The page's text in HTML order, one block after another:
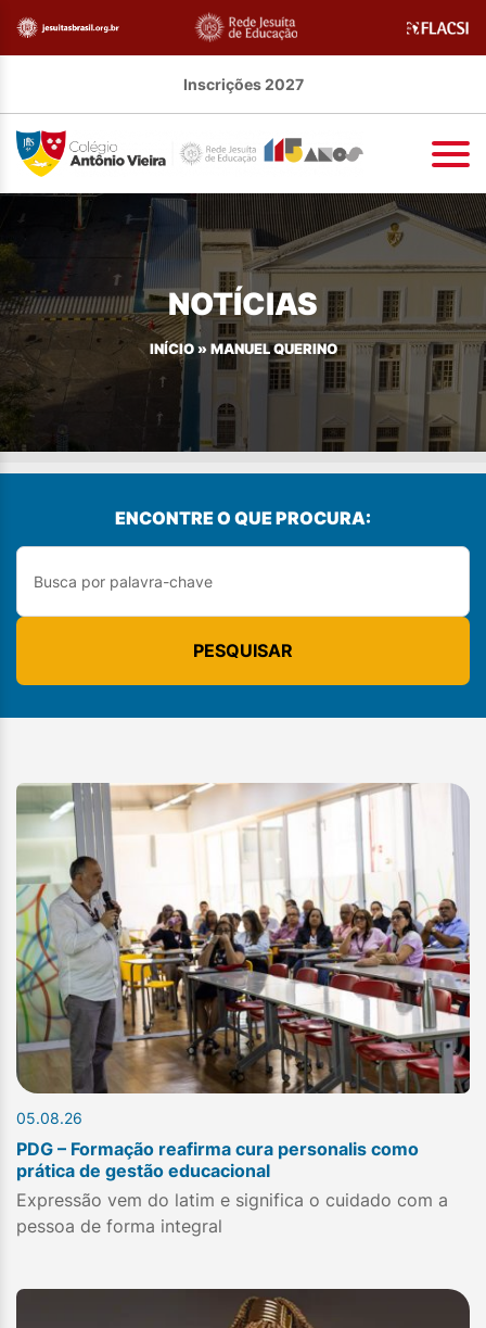
Inscrições 2027
NOTÍCIAS
INÍCIO» MANUEL QUERINO
ENCONTRE O QUE PROCURA:
PESQUISAR
05.08.26
PDG – Formação reafirma cura personalis como
prática de gestão educacional
Expressão vem do latim e significa o cuidado com a
pessoa de forma integral